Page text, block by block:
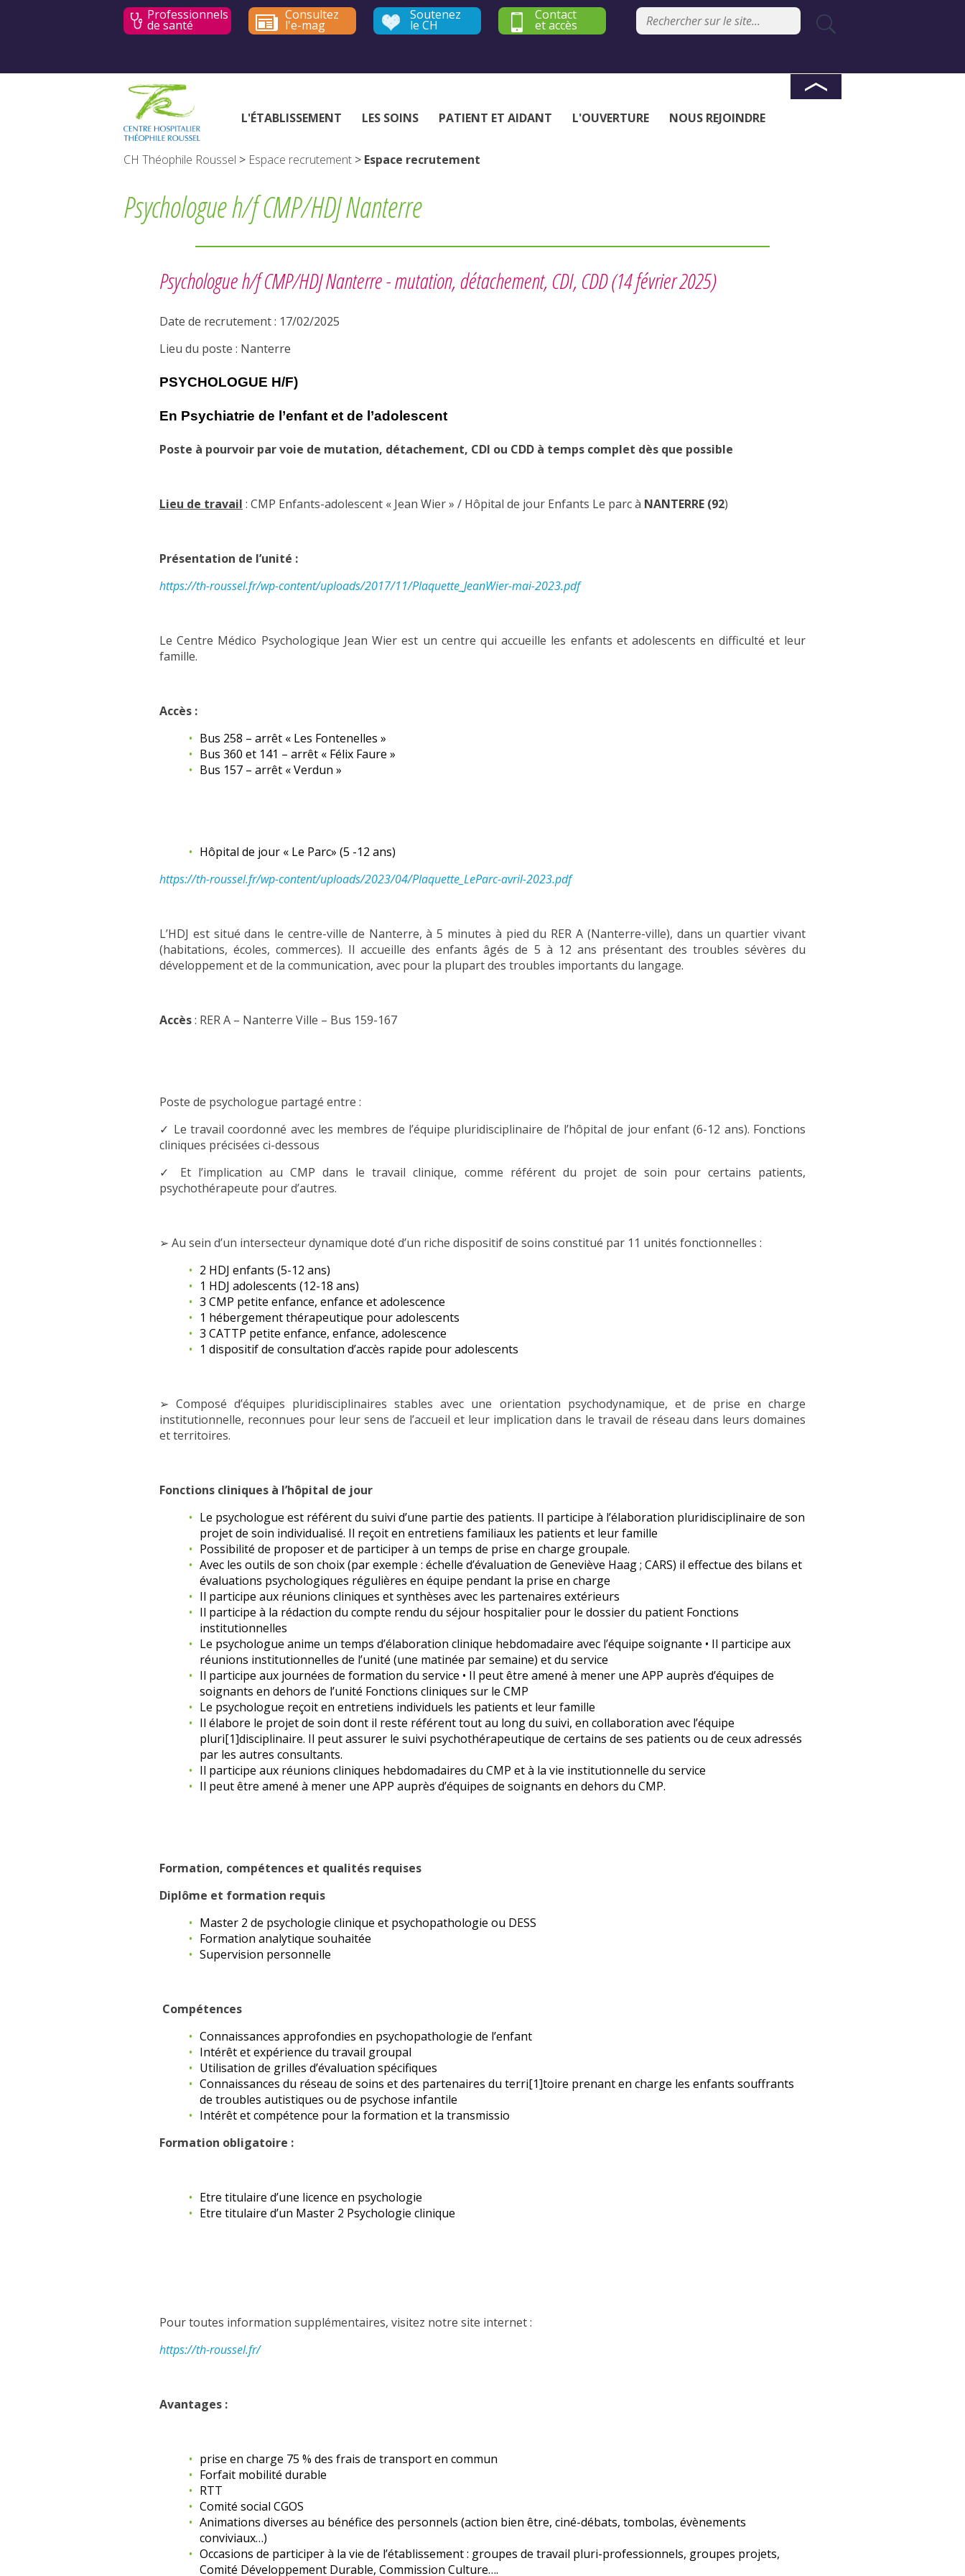
Professionnels
de santé
Consultez
l'e-mag
Soutenez
le CH
Contact
et accès
L'ÉTABLISSEMENT LES SOINS PATIENT ET AIDANT L'OUVERTURE NOUS REJOINDRE
CH Théophile Roussel > Espace recrutement > Espace recrutement
Psychologue h/f CMP/HDJ Nanterre
Psychologue h/f CMP/HDJ Nanterre -mutation, détachement, CDI, CDD(14 février 2025)
Date de recrutement : 17/02/2025
Lieu du poste : Nanterre
PSYCHOLOGUE H/F)
En Psychiatrie de l’enfant et de l’adolescent
Poste à pourvoir par voie de mutation, détachement, CDI ou CDD à temps complet dès que possible
Lieu de travail : CMP Enfants-adolescent « Jean Wier » / Hôpital de jour Enfants Le parc à NANTERRE (92)
Présentation de l’unité :
https://th-roussel.fr/wp-content/uploads/2017/11/Plaquette_JeanWier-mai-2023.pdf
Le Centre Médico Psychologique Jean Wier est un centre qui accueille les enfants et adolescents en difficulté et leur
famille.
Accès :
Bus 258 – arrêt « Les Fontenelles »
Bus 360 et 141 – arrêt « Félix Faure »
Bus 157 – arrêt « Verdun »
Hôpital de jour « Le Parc» (5 -12 ans)
https://th-roussel.fr/wp-content/uploads/2023/04/Plaquette_LeParc-avril-2023.pdf
L’HDJ est situé dans le centre-ville de Nanterre, à 5 minutes à pied du RER A (Nanterre-ville), dans un quartier vivant
(habitations, écoles, commerces). Il accueille des enfants âgés de 5 à 12 ans présentant des troubles sévères du
développement et de la communication, avec pour la plupart des troubles importants du langage.
Accès: RER A – Nanterre Ville – Bus 159-167
Poste de psychologue partagé entre :
✓ Le travail coordonné avec les membres de l’équipe pluridisciplinaire de l’hôpital de jour enfant (6-12 ans). Fonctions
cliniques précisées ci-dessous
✓ Et l’implication au CMP dans le travail clinique, comme référent du projet de soin pour certains patients,
psychothérapeute pour d’autres.
➢ Au sein d’un intersecteur dynamique doté d’un riche dispositif de soins constitué par 11 unités fonctionnelles :
2 HDJ enfants (5-12 ans)
1 HDJ adolescents (12-18 ans)
3 CMP petite enfance, enfance et adolescence
1 hébergement thérapeutique pour adolescents
3 CATTP petite enfance, enfance, adolescence
1 dispositif de consultation d’accès rapide pour adolescents
➢ Composé d’équipes pluridisciplinaires stables avec une orientation psychodynamique, et de prise en charge
institutionnelle, reconnues pour leur sens de l’accueil et leur implication dans le travail de réseau dans leurs domaines
et territoires.
Fonctions cliniques à l’hôpital de jour
Le psychologue est référent du suivi d’une partie des patients. Il participe à l’élaboration pluridisciplinaire de son
projet de soin individualisé. Il reçoit en entretiens familiaux les patients et leur famille
Possibilité de proposer et de participer à un temps de prise en charge groupale.
Avec les outils de son choix (par exemple : échelle d’évaluation de Geneviève Haag ; CARS) il effectue des bilans et
évaluations psychologiques régulières en équipe pendant la prise en charge
Il participe aux réunions cliniques et synthèses avec les partenaires extérieurs
Il participe à la rédaction du compte rendu du séjour hospitalier pour le dossier du patient Fonctions
institutionnelles
Le psychologue anime un temps d’élaboration clinique hebdomadaire avec l’équipe soignante • Il participe aux
réunions institutionnelles de l’unité (une matinée par semaine) et du service
Il participe aux journées de formation du service • Il peut être amené à mener une APP auprès d’équipes de
soignants en dehors de l’unité Fonctions cliniques sur le CMP
Le psychologue reçoit en entretiens individuels les patients et leur famille
Il élabore le projet de soin dont il reste référent tout au long du suivi, en collaboration avec l’équipe
pluri[1]disciplinaire. Il peut assurer le suivi psychothérapeutique de certains de ses patients ou de ceux adressés
par les autres consultants.
Il participe aux réunions cliniques hebdomadaires du CMP et à la vie institutionnelle du service
Il peut être amené à mener une APP auprès d’équipes de soignants en dehors du CMP.
Formation, compétences et qualités requises
Diplôme et formation requis
Master 2 de psychologie clinique et psychopathologie ou DESS
Formation analytique souhaitée
Supervision personnelle
Compétences
Connaissances approfondies en psychopathologie de l’enfant
Intérêt et expérience du travail groupal
Utilisation de grilles d’évaluation spécifiques
Connaissances du réseau de soins et des partenaires du terri[1]toire prenant en charge les enfants souffrants
de troubles autistiques ou de psychose infantile
Intérêt et compétence pour la formation et la transmissio
Formation obligatoire :
Etre titulaire d’une licence en psychologie
Etre titulaire d’un Master 2 Psychologie clinique
Pour toutes information supplémentaires, visitez notre site internet :
https://th-roussel.fr/
Avantages :
prise en charge 75 % des frais de transport en commun
Forfait mobilité durable
RTT
Comité social CGOS
Animations diverses au bénéfice des personnels (action bien être, ciné-débats, tombolas, évènements
conviviaux…)
Occasions de participer à la vie de l’établissement : groupes de travail pluri-professionnels, groupes projets,
Comité Développement Durable, Commission Culture….